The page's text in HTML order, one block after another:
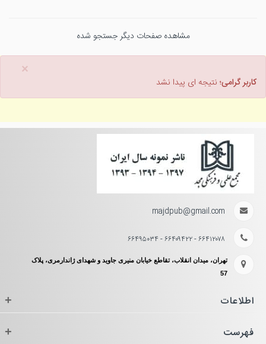
مشاهده صفحات دیگر جستجو شده
×
کاربر گرامی؛ نتیجه ای پیدا نشد
majdpub@gmail.com
۶۶۴۱۲۰۷۸ - ۶۶۴۰۹۴۲۲ - ۶۶۴۹۵۰۳۴
تهران، میدان انقلاب، تقاطع خیابان منیری جاوید و شهدای ژاندارمری، پلاک
57
اطلاعات +
فهرست +